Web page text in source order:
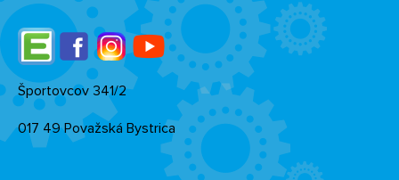
EdupageFacebookInstagramYouTube
Športovcov 341/2
017 49 Považská Bystrica